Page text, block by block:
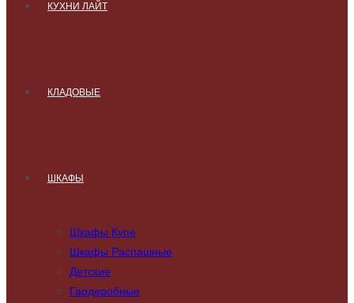
КУХНИ ЛАЙТ
КЛАДОВЫЕ
ШКАФЫ
Шкафы Купе
Шкафы Распашные
Детские
Гардеробные